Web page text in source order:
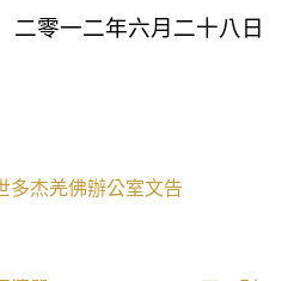
二零一二年六月二十八日
多杰羌佛辦公室文告